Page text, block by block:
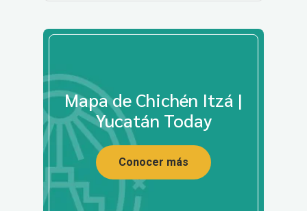
Mapa de Chichén Itzá |
Yucatán Today
Conocer más